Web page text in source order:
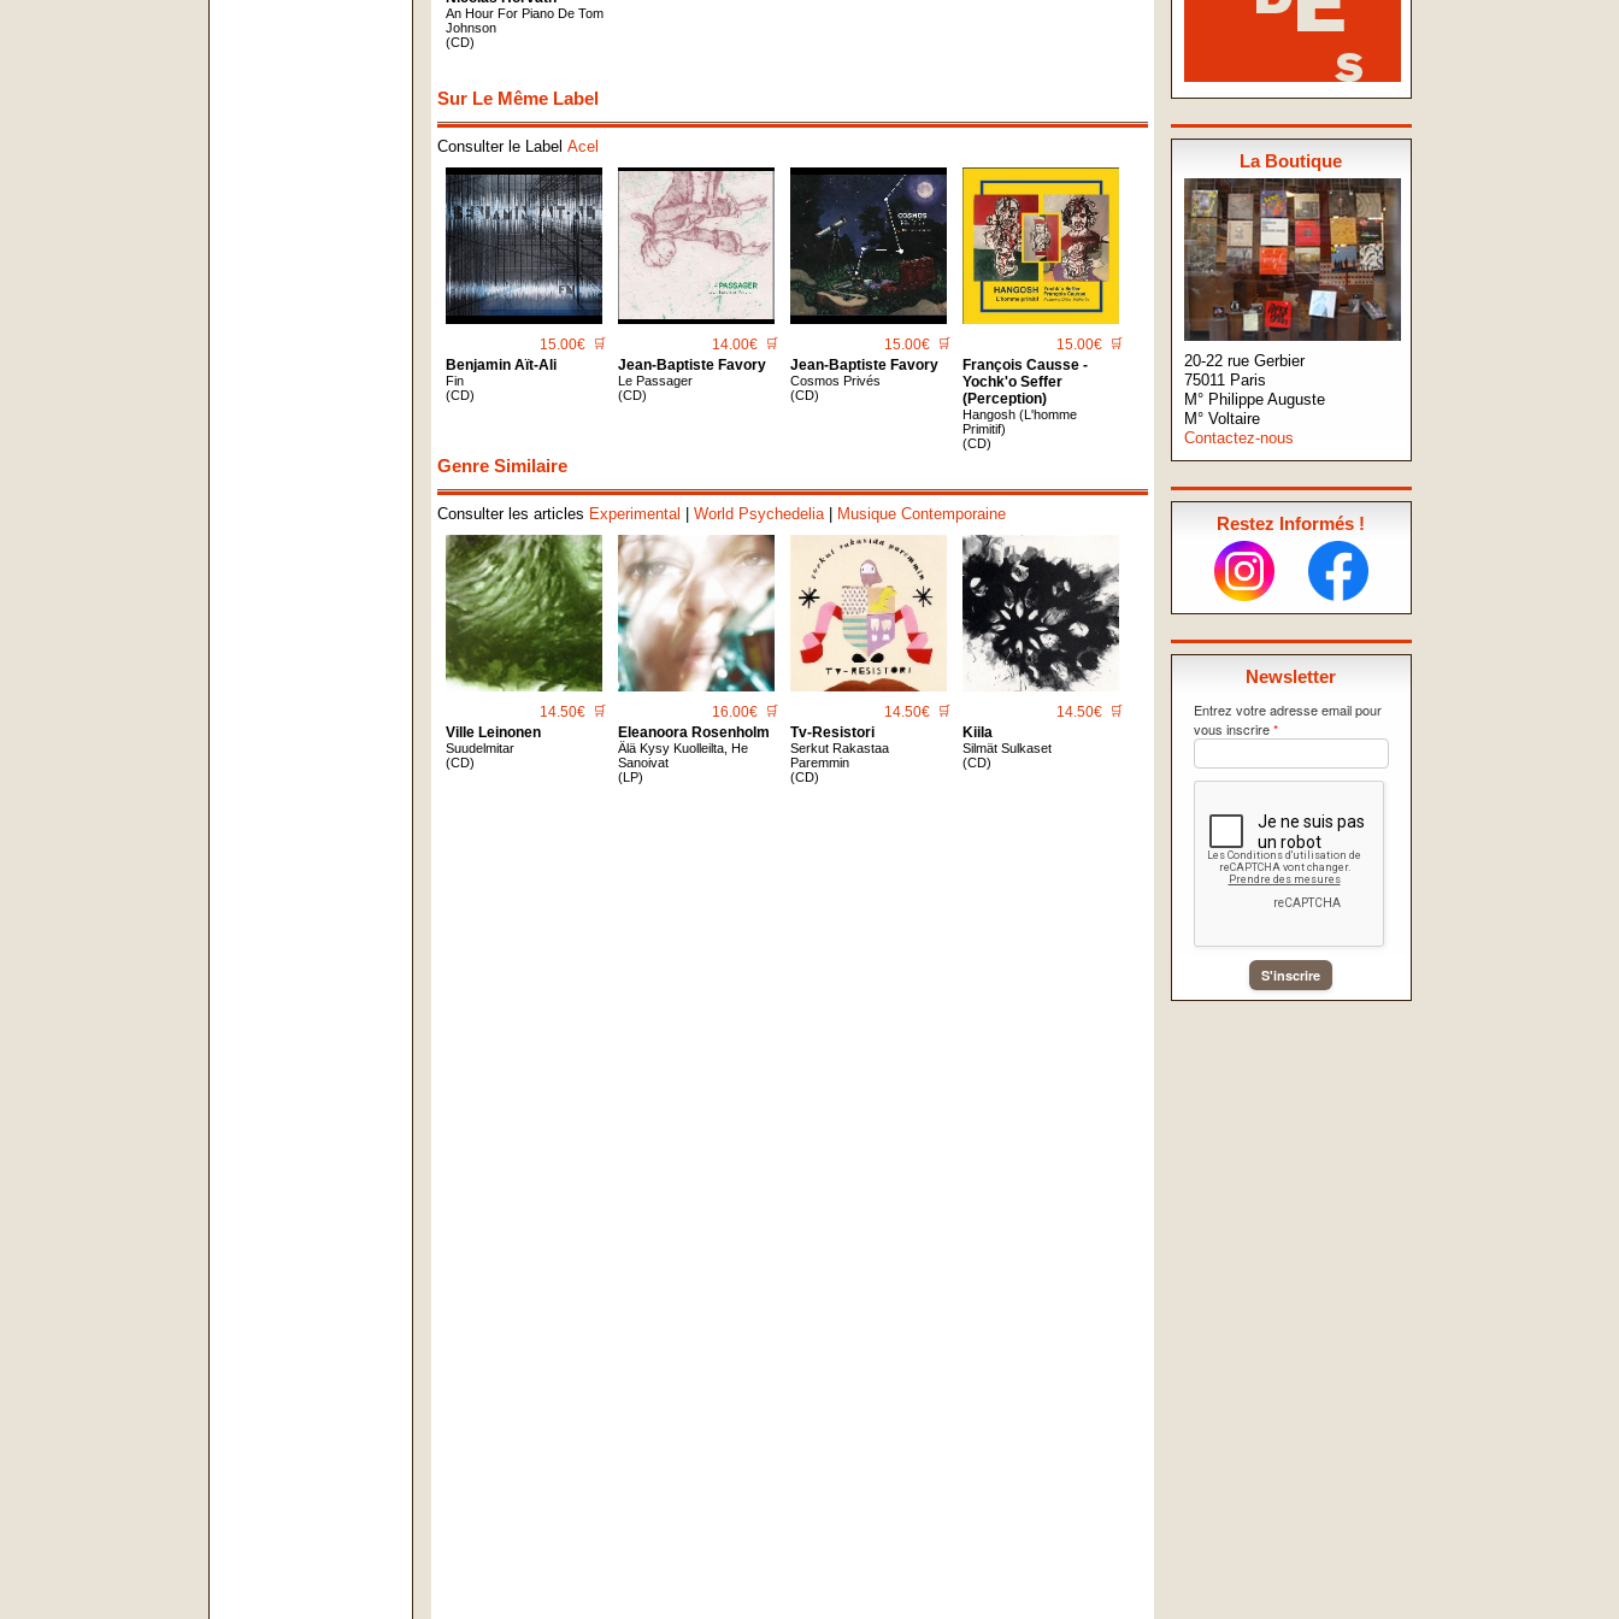
La Boutique
20-22 rue Gerbier
75011 Paris
M° Philippe Auguste
M° Voltaire
Contactez-nous
Restez Informés !
Newsletter
Entrez votre adresse email pour
vous inscrire*
S'inscrire
An Hour For Piano De Tom
Johnson
(CD)
Sur Le Même Label
Consulter le Label Acel
15.00€ 🛒
Benjamin Aït-Ali
Fin
(CD)
14.00€ 🛒
Jean-Baptiste Favory
Le Passager
(CD)
15.00€ 🛒
Jean-Baptiste Favory
Cosmos Privés
(CD)
15.00€ 🛒
François Causse -
Yochk'o Seffer
(Perception)
Hangosh (L'homme
Primitif)
(CD)
Genre Similaire
Consulter les articles Experimental World Psychedelia| Musique Contemporaine
14.50€ 🛒
Ville Leinonen
Suudelmitar
(CD)
16.00€ 🛒
Eleanoora Rosenholm
Älä Kysy Kuolleilta, He
Sanoivat
(LP)
14.50€ 🛒
Tv-Resistori
Serkut Rakastaa
Paremmin
(CD)
14.50€ 🛒
Kiila
Silmät Sulkaset
(CD)